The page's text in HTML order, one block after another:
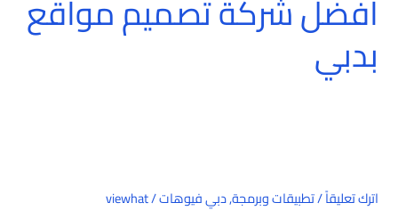
أفضل شركة تصميم مواقع
بدبي
اترك تعليقاً/تطبيقات وبرمجة,دبي فيوهات/
viewhat
شركة
تصميم
مواقع